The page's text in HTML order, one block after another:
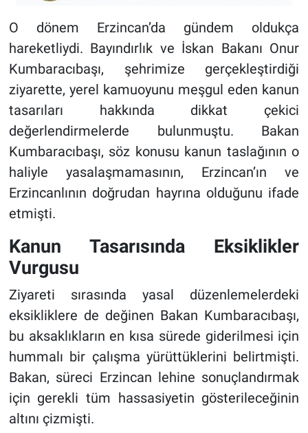
O dönem Erzincan’da gündem oldukça
hareketliydi. Bayındırlık ve İskan Bakanı Onur
Kumbaracıbaşı, şehrimize gerçekleştirdiği
ziyarette, yerel kamuoyunu meşgul eden kanun
tasarıları hakkında dikkat çekici
değerlendirmelerde bulunmuştu. Bakan
Kumbaracıbaşı, söz konusu kanun taslağının o
haliyle yasalaşmamasının, Erzincan’ın ve
Erzincanlının doğrudan hayrına olduğunu ifade
etmişti.
Kanun Tasarısında Eksiklikler
Vurgusu
Ziyareti sırasında yasal düzenlemelerdeki
eksikliklere de değinen Bakan Kumbaracıbaşı,
bu aksaklıkların en kısa sürede giderilmesi için
hummalı bir çalışma yürüttüklerini belirtmişti.
Bakan, süreci Erzincan lehine sonuçlandırmak
için gerekli tüm hassasiyetin gösterileceğinin
altını çizmişti.